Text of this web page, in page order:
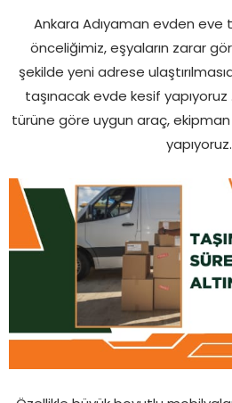
Ankara Adıyaman evden eve
önceliğimiz, eşyaların zarar
şekilde yeni adrese
taşınacak evde kesif yapıyoruz
türüne göre uygun araç,
yapıyoruz.